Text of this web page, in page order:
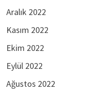
Aralık 2022
Kasım 2022
Ekim 2022
Eylül 2022
Ağustos 2022